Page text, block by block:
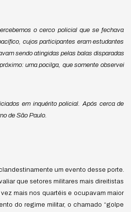
o cerco policial que se fechava
cujos participantes eram estudantes
sendo atingidas pelas balas disparadas
uma pocilga, que somente observei
em inquérito policial. Após cerca de
de São Paulo.
um evento desse porte.
que setores militares mais direitistas
mais nos quartéis e ocupavam maior
do regime militar, o chamado “golpe